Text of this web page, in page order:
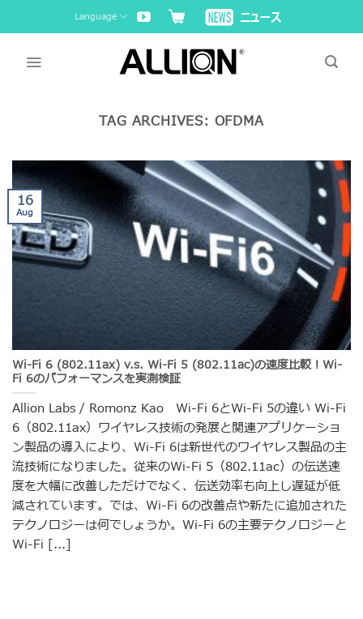
to
Language
TAG ARCHIVES: OFDMA
Wi-Fi 6 (802.11ax) v.s. Wi-Fi 5 (802.11ac)の速度比較！Wi-
Fi 6のパフォーマンスを実測検証
Allion Labs / Romonz Kao Wi-Fi 6とWi-Fi 5の違い Wi-Fi
6（802.11ax）ワイヤレス技術の発展と関連アプリケーショ
ン製品の導入により、Wi-Fi 6は新世代のワイヤレス製品の主
流技術になりました。従来のWi-Fi 5（802.11ac）の伝送速
度を大幅に改善しただけでなく、伝送効率も向上し遅延が低
減されています。では、Wi-Fi 6の改善点や新たに追加された
テクノロジーは何でしょうか。Wi-Fi 6の主要テクノロジーと
Wi-Fi [...]
16
Aug